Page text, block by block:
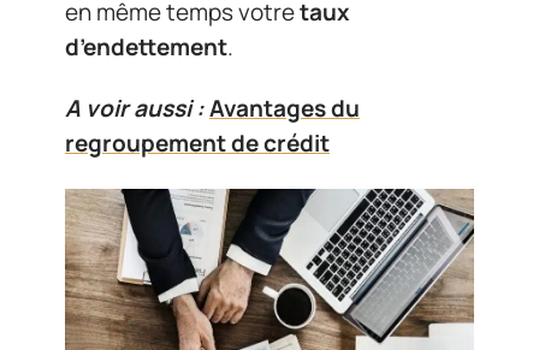
en même temps votretaux
d’endettement.
A voir aussi :Avantages du
regroupement de crédit